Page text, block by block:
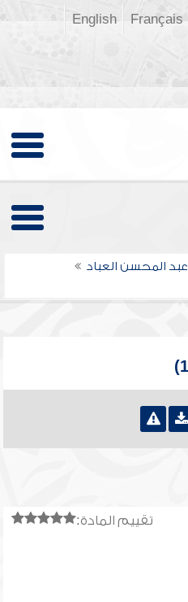
Français
English
عبد المحسن العباد
تقييم المادة: